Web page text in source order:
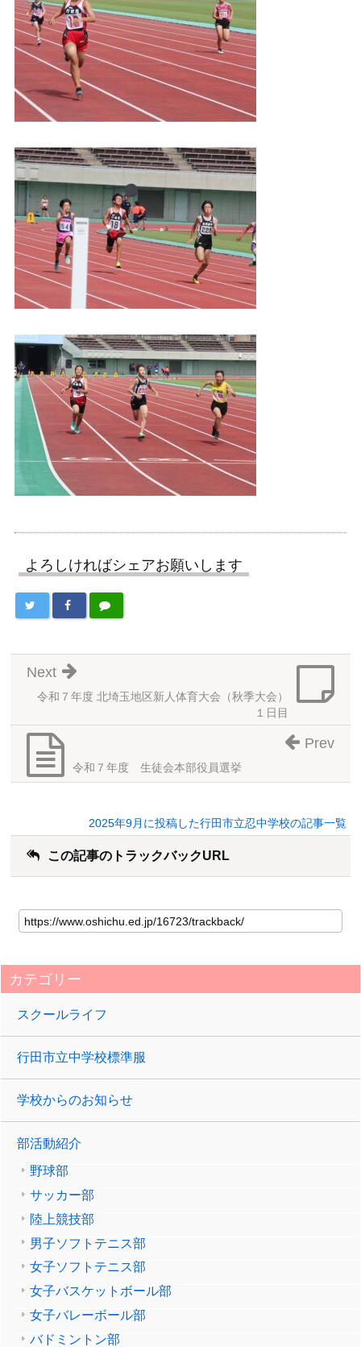
よろしければシェアお願いします
令和７年度 北埼玉地区新人体育大会（秋季大会）
１日目
Next
令和７年度 生徒会本部役員選挙
Prev
2025年9月に投稿した行田市立忍中学校の記事一覧
この記事のトラックバックURL
カテゴリー
スクールライフ
行田市立中学校標準服
学校からのお知らせ
部活動紹介
野球部
サッカー部
陸上競技部
男子ソフトテニス部
女子ソフトテニス部
女子バスケットボール部
女子バレーボール部
バドミントン部